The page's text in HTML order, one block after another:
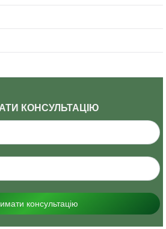
КОНСУЛЬТАЦІЮ